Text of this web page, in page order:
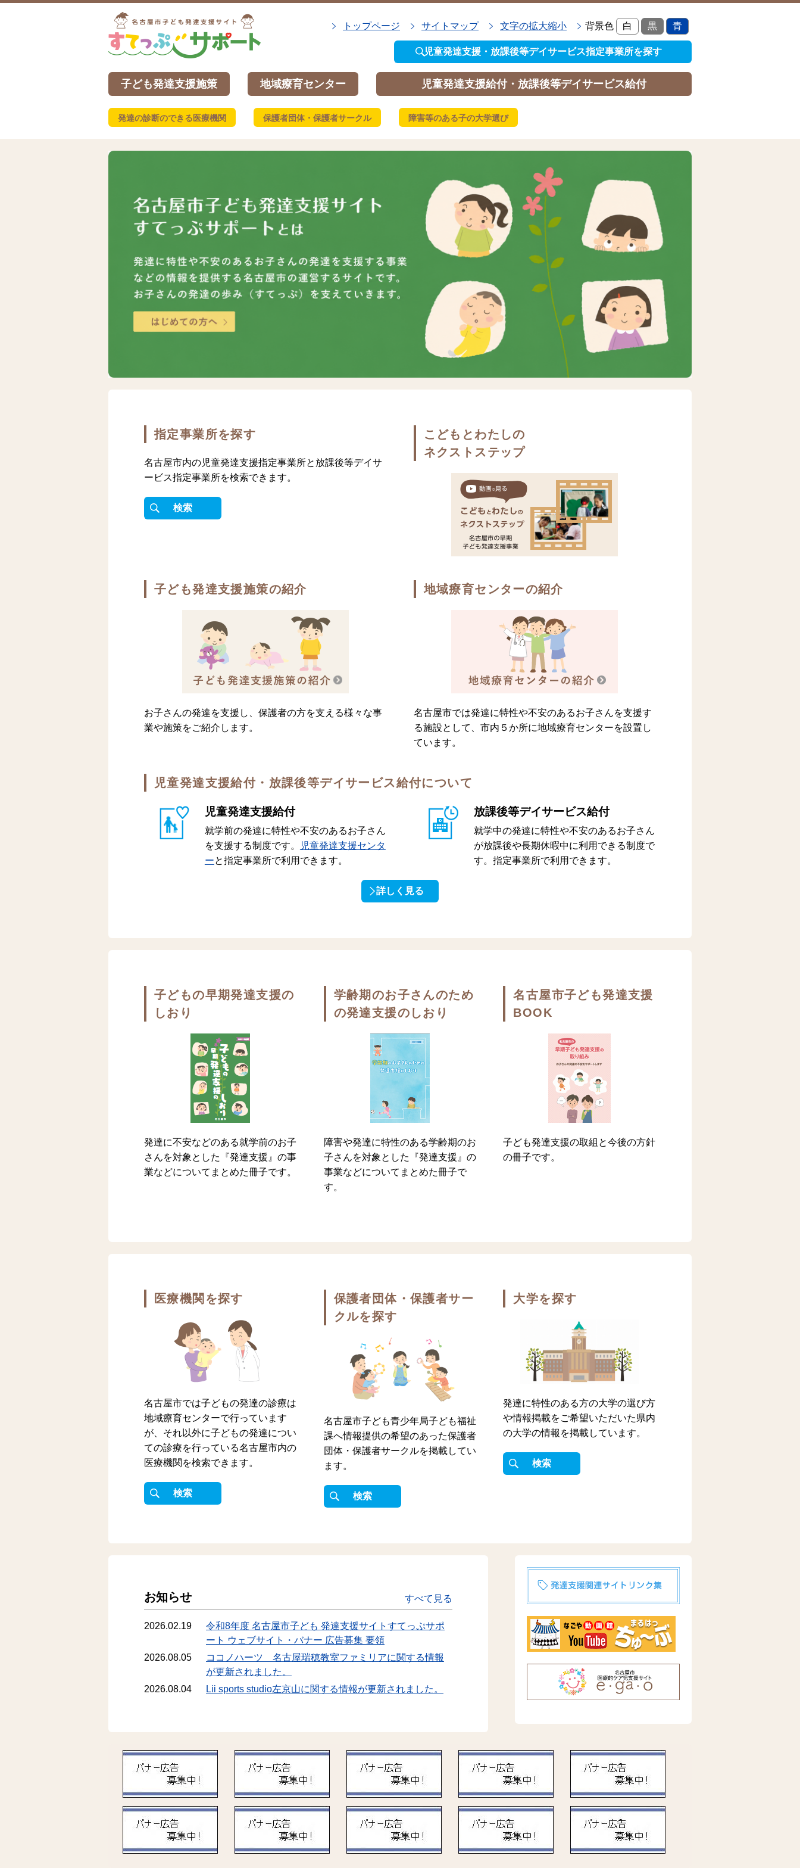
トップページ サイトマップ 文字の拡大縮小 背景色 白 黒 青
児童発達支援・放課後等デイサービス指定事業所を探す
子ども発達支援施策 地域療育センター 児童発達支援給付・放課後等デイサービス給付
発達の診断のできる医療機関 保護者団体・保護者サークル 障害等のある子の大学選び
指定事業所を探す
名古屋市内の児童発達支援指定事業所と放課後等デイサ
ービス指定事業所を検索できます。
検索
こどもとわたしの
ネクストステップ
子ども発達支援施策の紹介
お子さんの発達を支援し、保護者の方を支える様々な事
業や施策をご紹介します。
地域療育センターの紹介
名古屋市では発達に特性や不安のあるお子さんを支援す
る施設として、市内５か所に地域療育センターを設置し
ています。
児童発達支援給付・放課後等デイサービス給付について
児童発達支援給付
就学前の発達に特性や不安のあるお子さん
を支援する制度です。
児童発達支援センタ
ーと指定事業所で利用できます。
放課後等デイサービス給付
就学中の発達に特性や不安のあるお子さん
が放課後や長期休暇中に利用できる制度で
す。指定事業所で利用できます。
詳しく見る
子どもの早期発達支援の
しおり
発達に不安などのある就学前のお子
さんを対象とした『発達支援』の事
業などについてまとめた冊子です。
学齢期のお子さんのため
の発達支援のしおり
障害や発達に特性のある学齢期のお
子さんを対象とした『発達支援』の
事業などについてまとめた冊子で
す。
名古屋市子ども発達支援
BOOK
子ども発達支援の取組と今後の方針
の冊子です。
医療機関を探す
名古屋市では子どもの発達の診療は
地域療育センターで行っています
が、それ以外に子どもの発達につい
ての診療を行っている名古屋市内の
医療機関を検索できます。
検索
保護者団体・保護者サー
クルを探す
名古屋市子ども青少年局子ども福祉
課へ情報提供の希望のあった保護者
団体・保護者サークルを掲載してい
ます。
検索
大学を探す
発達に特性のある方の大学の選び方
や情報掲載をご希望いただいた県内
の大学の情報を掲載しています。
検索
お知らせ
2026.02.19
令和8年度 名古屋市子ども 発達支援サイトすてっぷサポ
ート ウェブサイト・バナー 広告募集 要領
2026.08.05
ココノハーツ 名古屋瑞穂教室ファミリアに関する情報
が更新されました。
2026.08.04
Lii sports studio左京山に関する情報が更新されました。
すべて見る